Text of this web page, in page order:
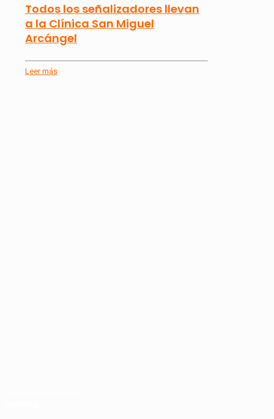
Todos los señalizadores llevan
a la Clínica San Miguel
Arcángel
Leer más